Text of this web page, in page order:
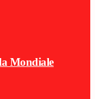
Mondiale